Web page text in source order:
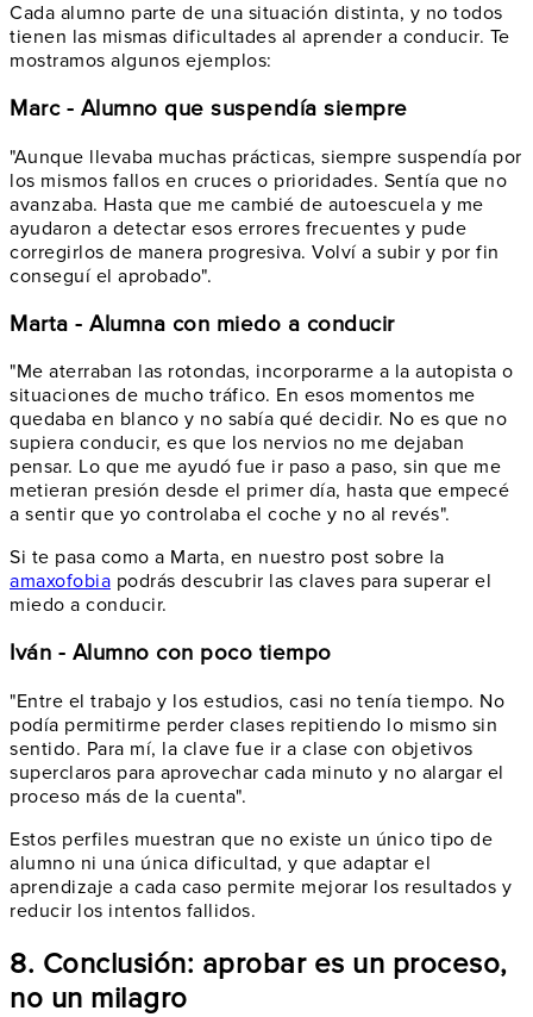
Cada alumno parte de una situación distinta, y no todos
tienen las mismas dificultades al aprender a conducir. Te
mostramos algunos ejemplos:
Marc - Alumno que suspendía siempre
"Aunque llevaba muchas prácticas, siempre suspendía por
los mismos fallos en cruces o prioridades. Sentía que no
avanzaba. Hasta que me cambié de autoescuela y me
ayudaron a detectar esos errores frecuentes y pude
corregirlos de manera progresiva. Volví a subir y por fin
conseguí el aprobado".
Marta - Alumna con miedo a conducir
"Me aterraban las rotondas, incorporarme a la autopista o
situaciones de mucho tráfico. En esos momentos me
quedaba en blanco y no sabía qué decidir. No es que no
supiera conducir, es que los nervios no me dejaban
pensar. Lo que me ayudó fue ir paso a paso, sin que me
metieran presión desde el primer día, hasta que empecé
a sentir que yo controlaba el coche y no al revés".
Si te pasa como a Marta, en nuestro post sobre la
amaxofobia podrás descubrir las claves para superar el
miedo a conducir.
Iván - Alumno con poco tiempo
"Entre el trabajo y los estudios, casi no tenía tiempo. No
podía permitirme perder clases repitiendo lo mismo sin
sentido. Para mí, la clave fue ir a clase con objetivos
superclaros para aprovechar cada minuto y no alargar el
proceso más de la cuenta".
Estos perfiles muestran que no existe un único tipo de
alumno ni una única dificultad, y que adaptar el
aprendizaje a cada caso permite mejorar los resultados y
reducir los intentos fallidos.
8. Conclusión: aprobar es un proceso,
no un milagro